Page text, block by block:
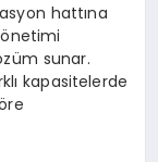
hattına
sunar.
kapasitelerde